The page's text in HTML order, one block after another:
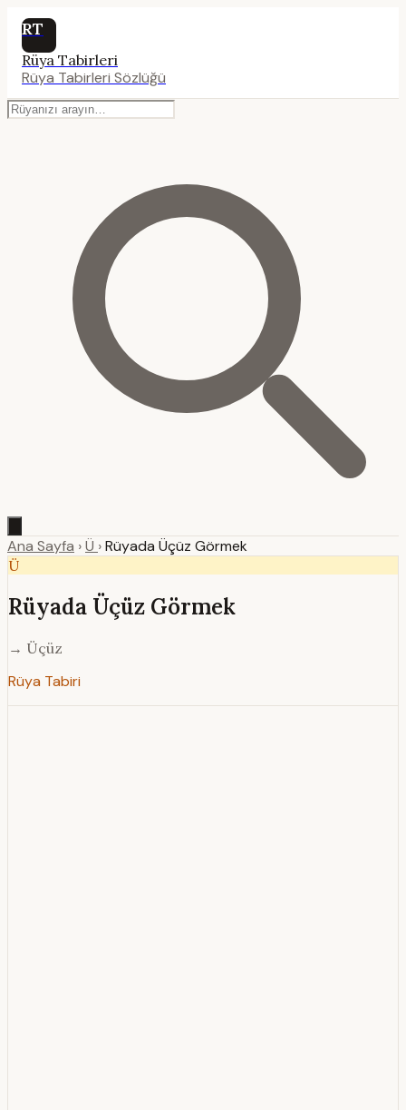
RT
Rüya Tabirleri
Rüya Tabirleri Sözlüğü
Ana Sayfa ›Ü ›Rüyada Üçüz Görmek
Ü
Rüyada Üçüz Görmek
→ Üçüz
Rüya Tabiri